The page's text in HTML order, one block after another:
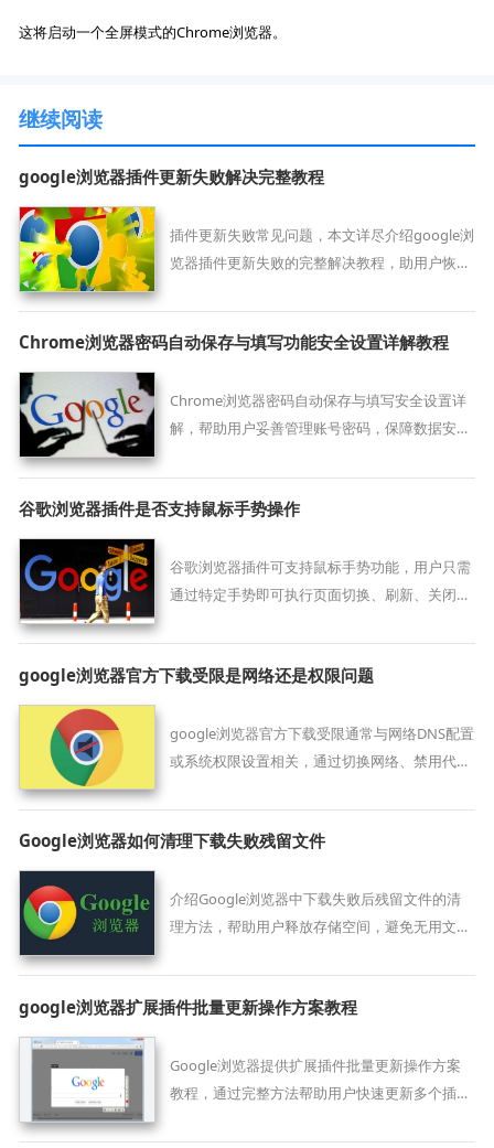
这将启动一个全屏模式的Chrome浏览器。
继续阅读
google浏览器插件更新失败解决完整教程
插件更新失败常见问题，本文详尽介绍google浏
览器插件更新失败的完整解决教程，助用户恢复
Chrome浏览器密码自动保存与填写功能安全设置详解教程
Chrome浏览器密码自动保存与填写安全设置详
解，帮助用户妥善管理账号密码，保障数据安
谷歌浏览器插件是否支持鼠标手势操作
谷歌浏览器插件可支持鼠标手势功能，用户只需
通过特定手势即可执行页面切换、刷新、关闭等
键盘依赖，让操作更直观流畅，尤其适合高频网
页交互场景。
google浏览器官方下载受限是网络还是权限问题
google浏览器官方下载受限通常与网络DNS配置
或系统权限设置相关，通过切换网络、禁用代理
Google浏览器如何清理下载失败残留文件
介绍Google浏览器中下载失败后残留文件的清
理方法，帮助用户释放存储空间，避免无用文件
google浏览器扩展插件批量更新操作方案教程
Google浏览器提供扩展插件批量更新操作方案
教程，通过完整方法帮助用户快速更新多个插